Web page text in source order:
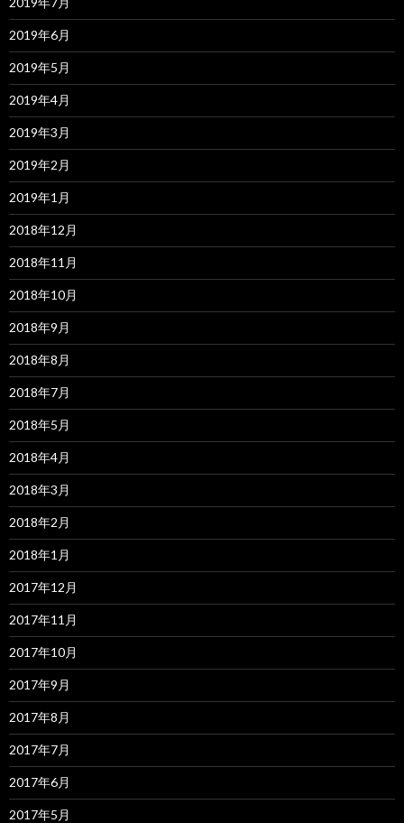
2019年6月
2019年5月
2019年4月
2019年3月
2019年2月
2019年1月
2018年12月
2018年11月
2018年10月
2018年9月
2018年8月
2018年7月
2018年5月
2018年4月
2018年3月
2018年2月
2018年1月
2017年12月
2017年11月
2017年10月
2017年9月
2017年8月
2017年7月
2017年6月
2017年5月